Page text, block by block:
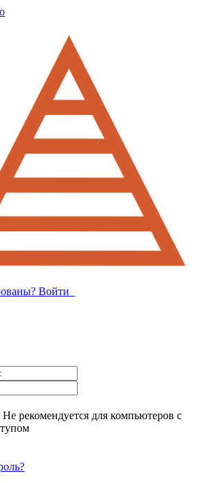
Войти
Не рекомендуется для компьютеров с